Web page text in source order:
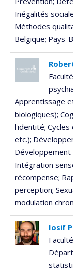
Inégalités
Méthodes
Belgique; Pays-
Apprentissage
biologiques);
l'identité;
etc.);
Développement
Intégration
récompense;
perception;
modulation
Iosif